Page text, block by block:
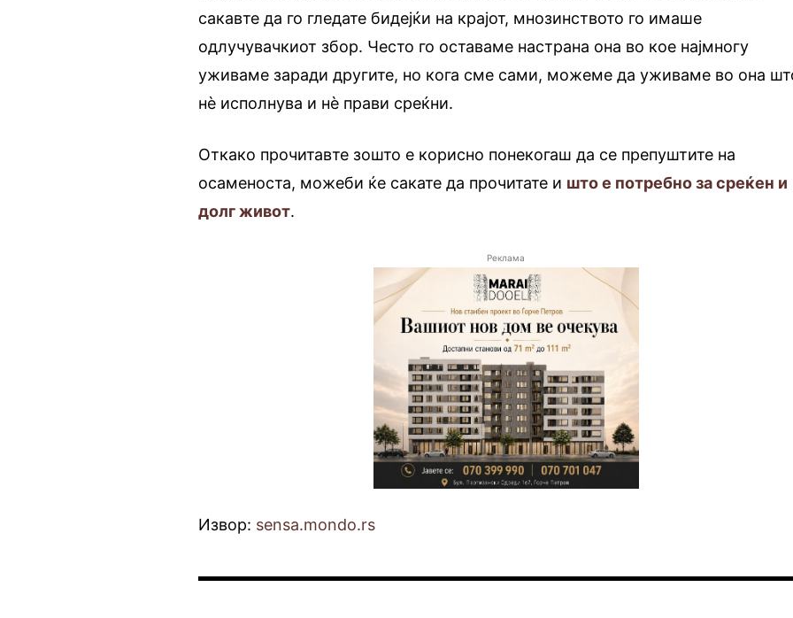
сакавте да го гледате бидејќи на крајот, мнозинството го имаше
одлучувачкиот збор. Често го оставаме настрана она во кое најмногу
уживаме заради другите, но кога сме сами, можеме да уживаме во она
нè исполнува и нè прави среќни.
Откако прочитавте зошто е корисно понекогаш да се препуштите на
осаменоста, можеби ќе сакате да прочитате и што е потребно за среќен и
долг живот.
Реклама
Извор: sensa.mondo.rs